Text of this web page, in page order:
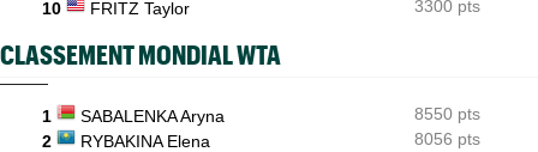
10
FRITZ Taylor 3300 pts
CLASSEMENT MONDIAL WTA
1 SABALENKA Aryna
8550 pts
2
RYBAKINA Elena
8056 pts